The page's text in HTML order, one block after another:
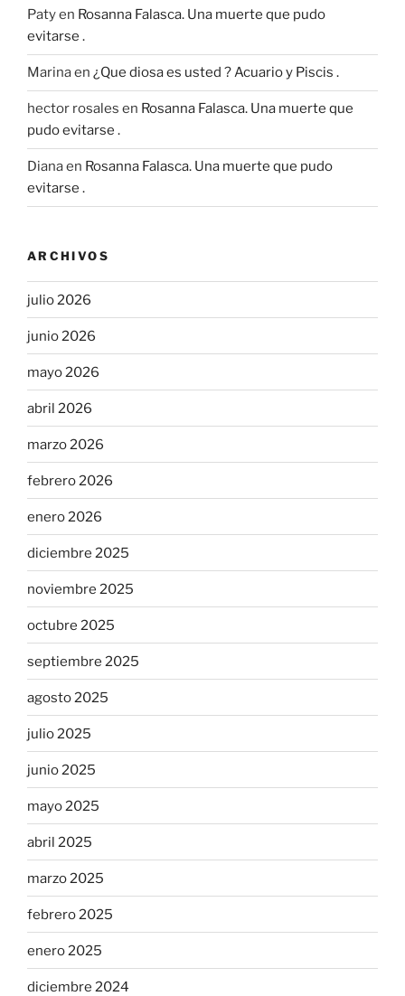
Patyen Rosanna Falasca. Una muerte que pudo
evitarse .
Marinaen ¿Que diosa es usted ? Acuario y Piscis .
hector rosales en Rosanna Falasca. Una muerte que
pudo evitarse .
Dianaen Rosanna Falasca. Una muerte que pudo
evitarse .
ARCHIVOS
julio 2026
junio 2026
mayo 2026
abril 2026
marzo 2026
febrero 2026
enero 2026
diciembre 2025
noviembre 2025
octubre 2025
septiembre 2025
agosto 2025
julio 2025
junio 2025
mayo 2025
abril 2025
marzo 2025
febrero 2025
enero 2025
diciembre 2024